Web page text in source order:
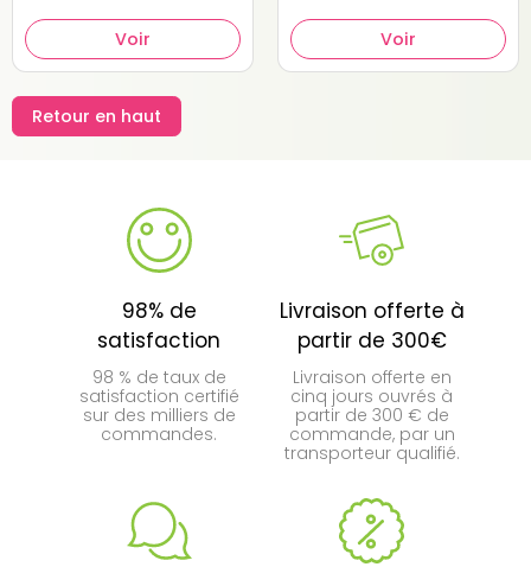
Voir Voir
Retour en haut
98% de
satisfaction
98 % de taux de
satisfaction certifié
sur des milliers de
commandes.
Livraison offerte à
partir de 300€
Livraison offerte en
cinq jours ouvrés à
partir de 300 € de
commande, par un
transporteur qualifié.